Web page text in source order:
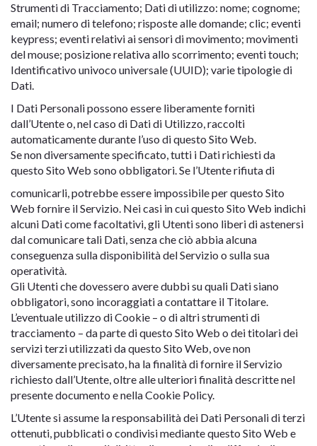
Strumenti di Tracciamento; Dati di utilizzo: nome; cognome;
email; numero di telefono; risposte alle domande; clic; eventi
keypress; eventi relativi ai sensori di movimento; movimenti
del mouse; posizione relativa allo scorrimento; eventi touch;
Identificativo univoco universale (UUID); varie tipologie di
Dati.
I Dati Personali possono essere liberamente forniti
dall’Utente o, nel caso di Dati di Utilizzo, raccolti
automaticamente durante l’uso di questo Sito Web.
Se non diversamente specificato, tutti i Dati richiesti da
questo Sito Web sono obbligatori. Se l’Utente rifiuta di
comunicarli, potrebbe essere impossibile per questo Sito
Web fornire il Servizio. Nei casi in cui questo Sito Web indichi
alcuni Dati come facoltativi, gli Utenti sono liberi di astenersi
dal comunicare tali Dati, senza che ciò abbia alcuna
conseguenza sulla disponibilità del Servizio o sulla sua
operatività.
Gli Utenti che dovessero avere dubbi su quali Dati siano
obbligatori, sono incoraggiati a contattare il Titolare.
L’eventuale utilizzo di Cookie – o di altri strumenti di
tracciamento – da parte di questo Sito Web o dei titolari dei
servizi terzi utilizzati da questo Sito Web, ove non
diversamente precisato, ha la finalità di fornire il Servizio
richiesto dall’Utente, oltre alle ulteriori finalità descritte nel
presente documento e nella Cookie Policy.
L’Utente si assume la responsabilità dei Dati Personali di terzi
ottenuti, pubblicati o condivisi mediante questo Sito Web e